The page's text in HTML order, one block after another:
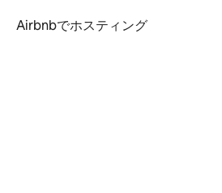
Airbnbでホスティング